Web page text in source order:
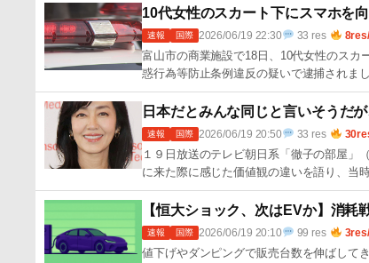
10代女性のスカート下にスマホを
速報 国際 2026/06/19 22:30 33 res
富山市の商業施設で18日、10代女性のスカ
惑行為等防止条例違反の疑いで逮捕されま
日本だとみんな同じと言いそうだ
速報 国際 2026/06/19 20:50 33 res
１９日放送のテレビ朝日系「徹子の部屋」
に来た際に感じた価値観の違いを語り、当
【恒大ショック、次はEVか】消
速報 国際 2026/06/19 20:10 99 res
値下げやダンピングで販売台数を伸ばして